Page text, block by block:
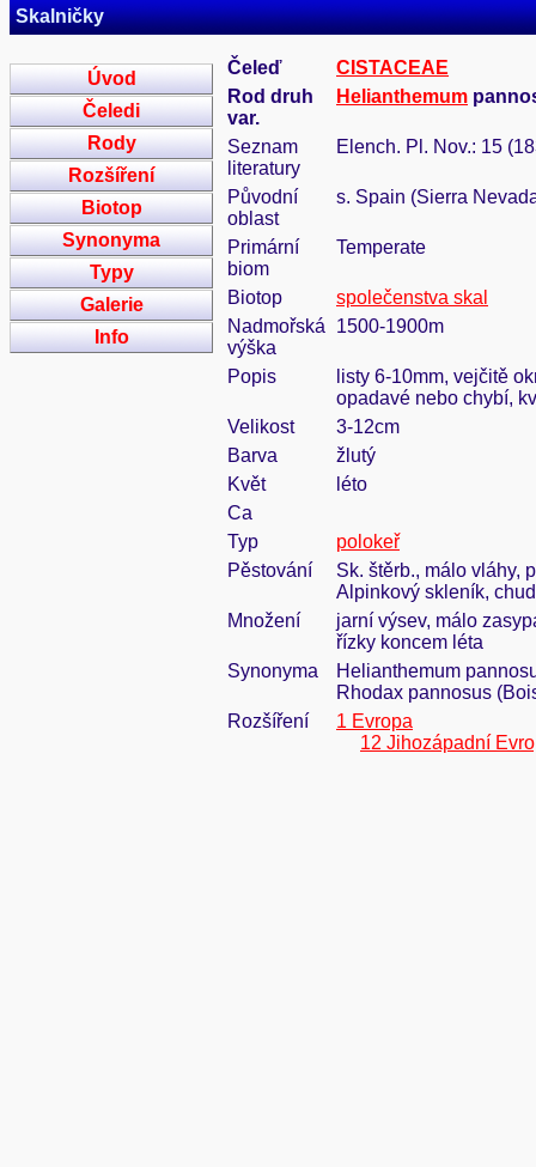
Skalničky
Úvod
Čeledi
Rody
Rozšíření
Biotop
Synonyma
Typy
Galerie
Info
Čeleď
CISTACEAE
Rod druh
var.
Helianthemum
Seznam
literatury
Elench. Pl. Nov.: 15
Původní
oblast
s. Spain (Sierra
Primární
biom
Temperate
Biotop
společenstva skal
Nadmořská
výška
1500-1900m
Popis
listy 6-10mm, vejčitě
opadavé nebo chybí,
Velikost
3-12cm
Barva
žlutý
Květ
léto
Ca
Typ
polokeř
Pěstování
Sk. štěrb., málo vláhy,
Alpinkový skleník,
Množení
jarní výsev, málo
řízky koncem léta
Synonyma
Helianthemum
Rhodax pannosus
Rozšíření
1 Evropa
12 Jihozápadní